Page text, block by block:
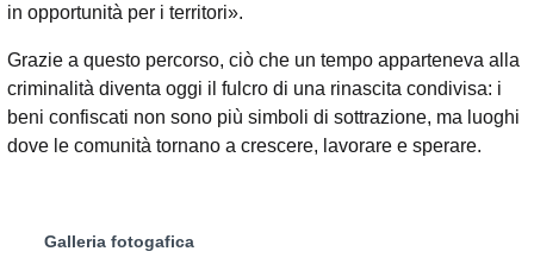
in opportunità per i territori».
Grazie a questo percorso, ciò che un tempo apparteneva alla
criminalità diventa oggi il fulcro di una rinascita condivisa: i
beni confiscati non sono più simboli di sottrazione, ma luoghi
dove le comunità tornano a crescere, lavorare e sperare.
Galleria fotogafica